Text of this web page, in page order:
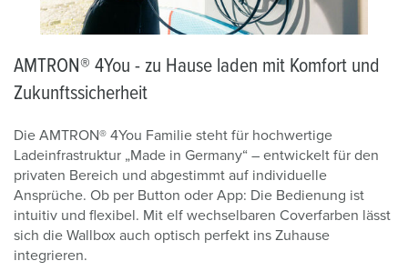
AMTRON® 4You - zu Hause laden mit Komfort und
Zukunftssicherheit
Die AMTRON® 4You Familie steht für hochwertige
Ladeinfrastruktur „Made in Germany“ – entwickelt für den
privaten Bereich und abgestimmt auf individuelle
Ansprüche. Ob per Button oder App: Die Bedienung ist
intuitiv und flexibel. Mit elf wechselbaren Coverfarben lässt
sich die Wallbox auch optisch perfekt ins Zuhause
integrieren.